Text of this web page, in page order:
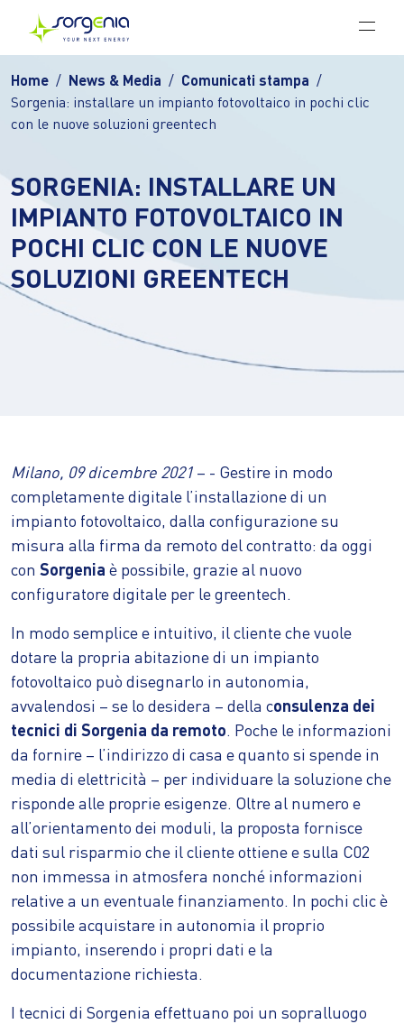
Vai al contenuto principale
Home News & Media
Comunicati stampa
Sorgenia: installare un impianto fotovoltaico in pochi clic
con le nuove soluzioni greentech
SORGENIA: INSTALLARE UN
IMPIANTO FOTOVOLTAICO IN
POCHI CLIC CON LE NUOVE
SOLUZIONI GREENTECH
Milano, 09 dicembre 2021 – - Gestire in modo
completamente digitale l’installazione di un
impianto fotovoltaico, dalla configurazione su
misura alla firma da remoto del contratto: da oggi
con Sorgenia è possibile, grazie al nuovo
configuratore digitale per le greentech.
In modo semplice e intuitivo, il cliente che vuole
dotare la propria abitazione di un impianto
fotovoltaico può disegnarlo in autonomia,
avvalendosi – se lo desidera – della consulenza dei
tecnici di Sorgenia da remoto. Poche le informazioni
da fornire – l’indirizzo di casa e quanto si spende in
media di elettricità – per individuare la soluzione che
risponde alle proprie esigenze. Oltre al numero e
all’orientamento dei moduli, la proposta fornisce
dati sul risparmio che il cliente ottiene e sulla C02
non immessa in atmosfera nonché informazioni
relative a un eventuale finanziamento. In pochi clic è
possibile acquistare in autonomia il proprio
impianto, inserendo i propri dati e la
documentazione richiesta.
I tecnici di Sorgenia effettuano poi un sopralluogo